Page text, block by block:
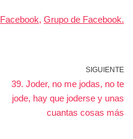
Facebook, Grupo de Facebook.
SIGUIENTE
39. Joder, no me jodas, no te
jode, hay que joderse y unas
cuantas cosas más